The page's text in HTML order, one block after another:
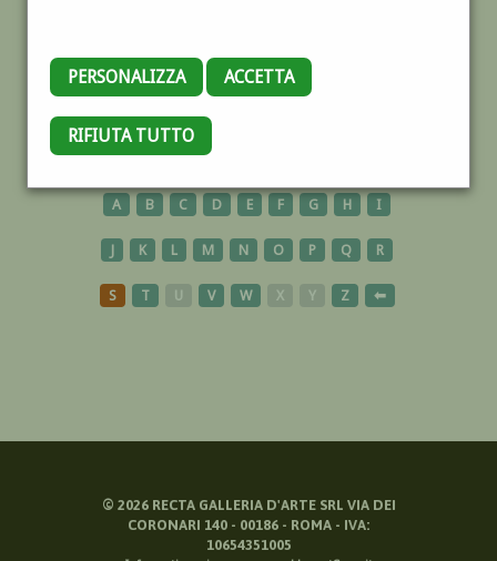
PERSONALIZZA ACCETTA
RIFIUTA TUTTO
BAMBINA
A B C D E F G H I
J K L M N O P Q R
S T U V W X Y Z ⬅
© 2026RECTA GALLERIA D'ARTE SRL VIA DEI
CORONARI 140 - 00186 - ROMA - IVA:
10654351005